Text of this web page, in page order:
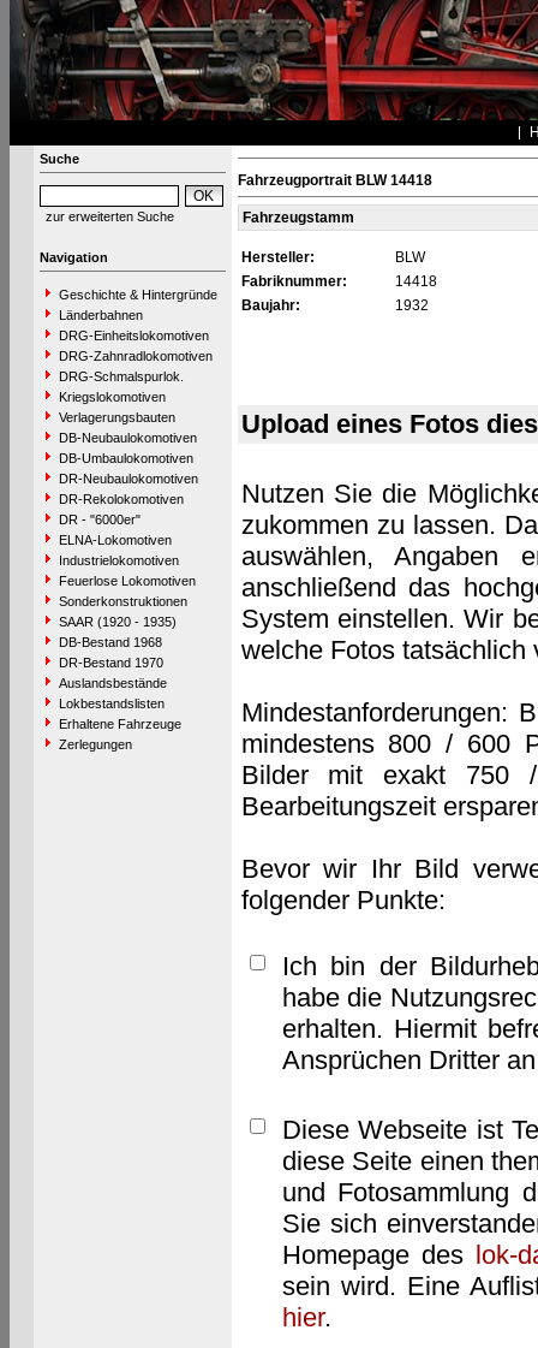
Suche
zur erweiterten Suche
Navigation
Geschichte & Hintergründe
Länderbahnen
DRG-Einheitslokomotiven
DRG-Zahnradlokomotiven
DRG-Schmalspurlok.
Kriegslokomotiven
Verlagerungsbauten
DB-Neubaulokomotiven
DB-Umbaulokomotiven
DR-Neubaulokomotiven
DR-Rekolokomotiven
DR - "6000er"
ELNA-Lokomotiven
Industrielokomotiven
Feuerlose Lokomotiven
Sonderkonstruktionen
SAAR (1920 - 1935)
DB-Bestand 1968
DR-Bestand 1970
Auslandsbestände
Lokbestandslisten
Erhaltene Fahrzeuge
Zerlegungen
Fahrzeugportrait BLW 14418
Fahrzeugstamm
Hersteller:
BLW
Fabriknummer:
14418
Baujahr:
1932
Upload eines Fotos
Nutzen Sie die
zukommen zu lassen.
auswählen, Angaben
anschließend das
System einstellen. Wir
welche Fotos tatsächlich
Mindestanforderungen:
mindestens 800 / 600
Bilder mit exakt 750
Bearbeitungszeit
Bevor wir Ihr Bild
folgender Punkte:
Ich bin der
habe die
erhalten. Hiermit
Ansprüchen Dritter
Diese Webseite ist
diese Seite einen
und Fotosammlung
Sie sich
Homepage des lok-
sein wird. Eine
hier.